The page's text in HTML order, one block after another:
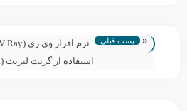
« پست قبلی
نرم افزار وی ری (V Ray) چیست؟
استفاده از گرنت لبزنت (labsnet)